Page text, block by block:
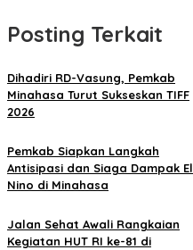
Posting Terkait
Dihadiri RD-Vasung, Pemkab
Minahasa Turut Sukseskan TIFF
2026
Pemkab Siapkan Langkah
Antisipasi dan Siaga Dampak El
Nino di Minahasa
Jalan Sehat Awali Rangkaian
Kegiatan HUT RI ke-81 di